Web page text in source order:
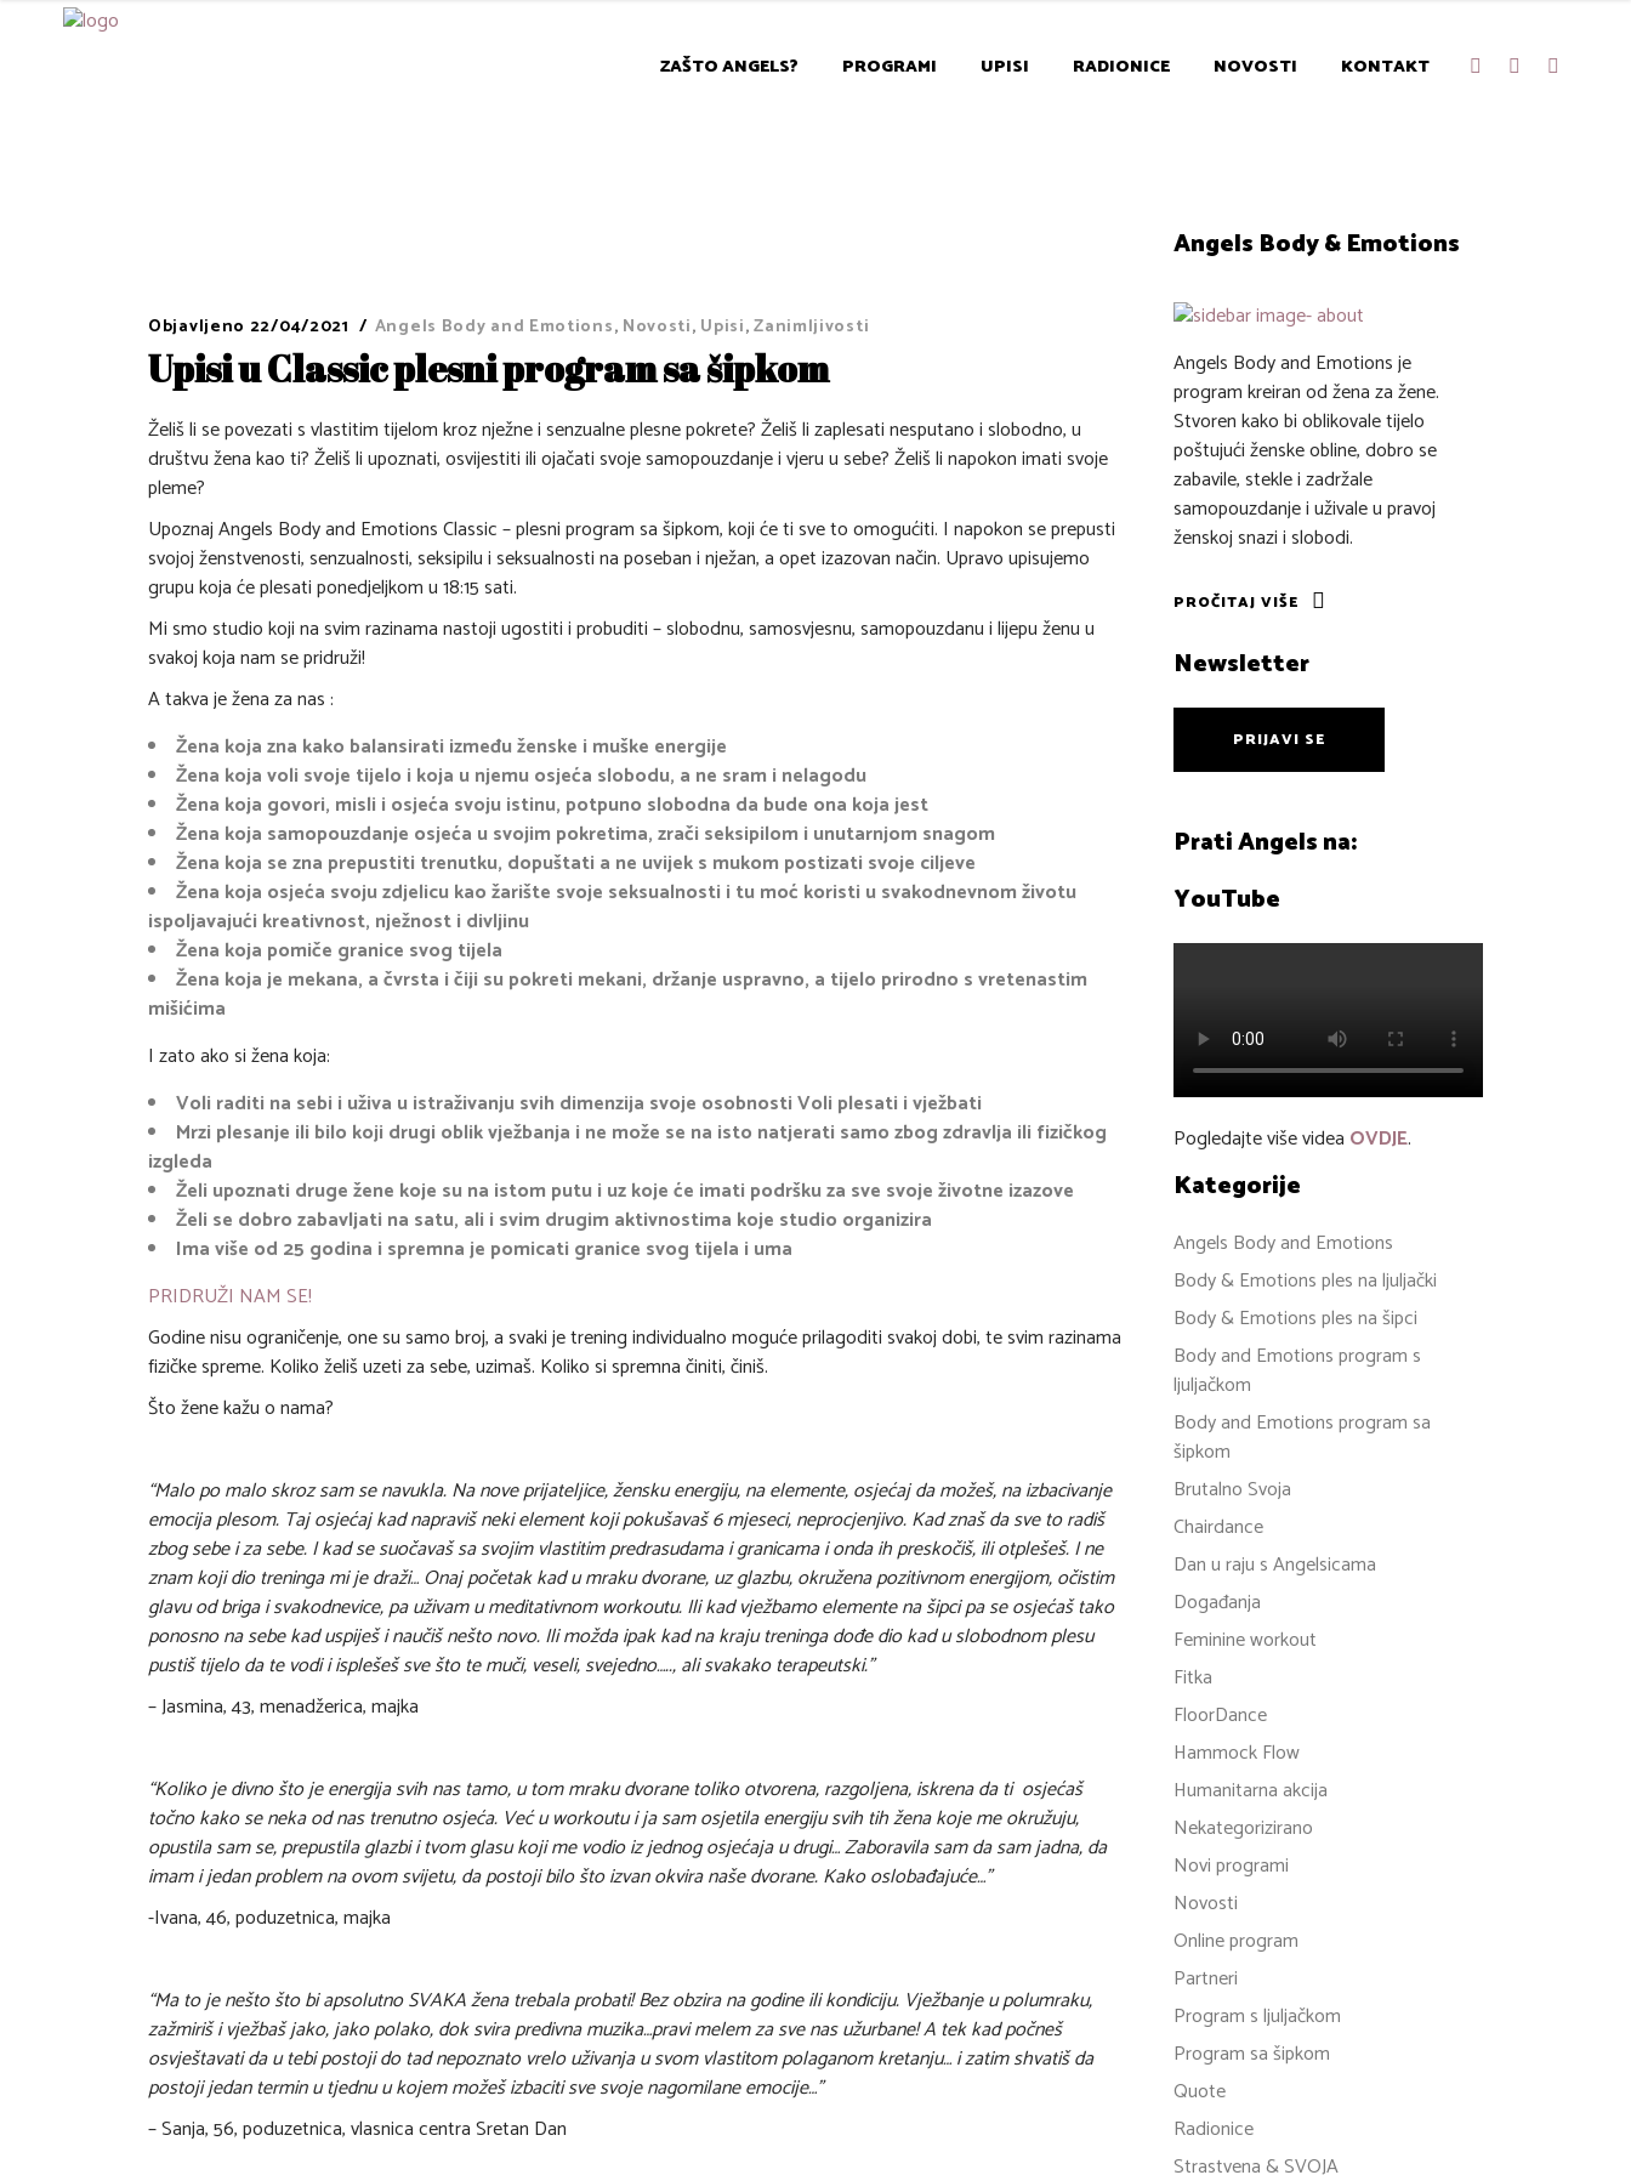
ZAŠTO ANGELS? PROGRAMI UPISI RADIONICE NOVOSTI KONTAKT
Objavljeno 22/04/2021 Angels Body and Emotions, Novosti, Upisi,Zanimljivosti
Upisi u Classic plesni program sa šipkom
Želiš li se povezati s vlastitim tijelom kroz nježne i senzualne plesne pokrete? Želiš li zaplesati nesputano i slobodno, u
društvu žena kao ti? Želiš li upoznati, osvijestiti ili ojačati svoje samopouzdanje i vjeru u sebe? Želiš li napokon imati svoje
pleme?
Upoznaj Angels Body and Emotions Classic – plesni program sa šipkom, koji će ti sve to omogućiti. I napokon se prepusti
svojoj ženstvenosti, senzualnosti, seksipilu i seksualnosti na poseban i nježan, a opet izazovan način. Upravo upisujemo
grupu koja će plesati ponedjeljkom u 18:15 sati.
Mi smo studio koji na svim razinama nastoji ugostiti i probuditi – slobodnu, samosvjesnu, samopouzdanu i lijepu ženu u
svakoj koja nam se pridruži!
A takva je žena za nas :
Žena koja zna kako balansirati između ženske i muške energije
Žena koja voli svoje tijelo i koja u njemu osjeća slobodu, a ne sram i nelagodu
Žena koja govori, misli i osjeća svoju istinu, potpuno slobodna da bude ona koja jest
Žena koja samopouzdanje osjeća u svojim pokretima, zrači seksipilom i unutarnjom snagom
Žena koja se zna prepustiti trenutku, dopuštati a ne uvijek s mukom postizati svoje ciljeve
Žena koja osjeća svoju zdjelicu kao žarište svoje seksualnosti i tu moć koristi u svakodnevnom životu
ispoljavajući kreativnost, nježnost i divljinu
Žena koja pomiče granice svog tijela
Žena koja je mekana, a čvrsta i čiji su pokreti mekani, držanje uspravno, a tijelo prirodno s vretenastim
mišićima
I zato ako si žena koja:
Voli raditi na sebi i uživa u istraživanju svih dimenzija svoje osobnosti Voli plesati i vježbati
Mrzi plesanje ili bilo koji drugi oblik vježbanja i ne može se na isto natjerati samo zbog zdravlja ili fizičkog
izgleda
Želi upoznati druge žene koje su na istom putu i uz koje će imati podršku za sve svoje životne izazove
Želi se dobro zabavljati na satu, ali i svim drugim aktivnostima koje studio organizira
Ima više od 25 godina i spremna je pomicati granice svog tijela i uma
PRIDRUŽI NAM SE!
Godine nisu ograničenje, one su samo broj, a svaki je trening individualno moguće prilagoditi svakoj dobi, te svim razinama
fizičke spreme. Koliko želiš uzeti za sebe, uzimaš. Koliko si spremna činiti, činiš.
Što žene kažu o nama?
“Malo po malo skroz sam se navukla. Na nove prijateljice, žensku energiju, na elemente, osjećaj da možeš, na izbacivanje
emocija plesom. Taj osjećaj kad napraviš neki element koji pokušavaš 6 mjeseci, neprocjenjivo. Kad znaš da sve to radiš
zbog sebe i za sebe. I kad se suočavaš sa svojim vlastitim predrasudama i granicama i onda ih preskočiš, ili otplešeš. I ne
znam koji dio treninga mi je draži… Onaj početak kad u mraku dvorane, uz glazbu, okružena pozitivnom energijom, očistim
glavu od briga i svakodnevice, pa uživam u meditativnom workoutu. Ili kad vježbamo elemente na šipci pa se osjećaš tako
ponosno na sebe kad uspiješ i naučiš nešto novo. Ili možda ipak kad na kraju treninga dođe dio kad u slobodnom plesu
pustiš tijelo da te vodi i isplešeš sve što te muči, veseli, svejedno….., ali svakako terapeutski.”
– Jasmina, 43, menadžerica, majka
“Koliko je divno što je energija svih nas tamo, u tom mraku dvorane toliko otvorena, razgoljena, iskrena da ti osjećaš
točno kako se neka od nas trenutno osjeća. Već u workoutu i ja sam osjetila energiju svih tih žena koje me okružuju,
opustila sam se, prepustila glazbi i tvom glasu koji me vodio iz jednog osjećaja u drugi… Zaboravila sam da sam jadna, da
imam i jedan problem na ovom svijetu, da postoji bilo što izvan okvira naše dvorane. Kako oslobađajuće…”
-Ivana, 46, poduzetnica, majka
“Ma to je nešto što bi apsolutno SVAKA žena trebala probati! Bez obzira na godine ili kondiciju. Vježbanje u polumraku,
zažmiriš i vježbaš jako, jako polako, dok svira predivna muzika…pravi melem za sve nas užurbane! A tek kad počneš
osvještavati da u tebi postoji do tad nepoznato vrelo uživanja u svom vlastitom polaganom kretanju… i zatim shvatiš da
postoji jedan termin u tjednu u kojem možeš izbaciti sve svoje nagomilane emocije…”
– Sanja, 56, poduzetnica, vlasnica centra Sretan Dan
Angels Body & Emotions
Angels Body and Emotions je
program kreiran od žena za žene.
Stvoren kako bi oblikovale tijelo
poštujući ženske obline, dobro se
zabavile, stekle i zadržale
samopouzdanje i uživale u pravoj
ženskoj snazi i slobodi.
PROČITAJ VIŠE
Newsletter
PRIJAVI SE
Prati Angels na:
YouTube
Pogledajte više videa OVDJE.
Kategorije
Angels Body and Emotions
Body & Emotions ples na ljuljački
Body & Emotions ples na šipci
Body and Emotions program s
ljuljačkom
Body and Emotions program sa
šipkom
Brutalno Svoja
Chairdance
Dan u raju s Angelsicama
Događanja
Feminine workout
Fitka
FloorDance
Hammock Flow
Humanitarna akcija
Nekategorizirano
Novi programi
Novosti
Online program
Partneri
Program s ljuljačkom
Program sa šipkom
Quote
Radionice
Strastvena & SVOJA